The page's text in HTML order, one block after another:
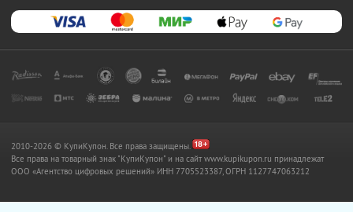
2010-2026 © КупиКупон. Все права защищены.
Все права на товарный знак "КупиКупон" и на сайт www.kupikupon.ru принадлежат
OOO «Агентство цифровых решений» ИНН 7705523387, ОГРН 1127747063212